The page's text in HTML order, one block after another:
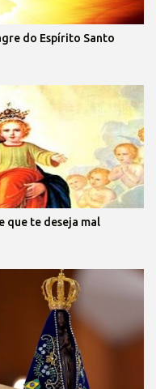
do Espírito Santo
que te deseja mal